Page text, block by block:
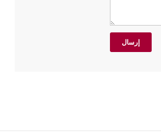
إرسال